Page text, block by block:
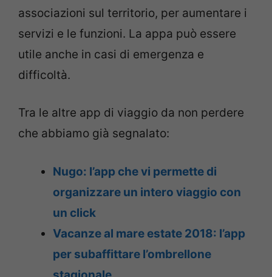
associazioni sul territorio, per aumentare i
servizi e le funzioni. La appa può essere
utile anche in casi di emergenza e
difficoltà.
Tra le altre app di viaggio da non perdere
che abbiamo già segnalato:
Nugo: l’app che vi permette di
organizzare un intero viaggio con
un click
Vacanze al mare estate 2018: l’app
per subaffittare l’ombrellone